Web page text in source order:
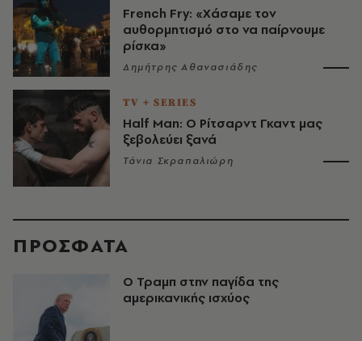
French Fry: «Χάσαμε τον
αυθορμητισμό στο να παίρνουμε
ρίσκα»
Δημήτρης Αθανασιάδης
TV + SERIES
Half Man: Ο Ρίτσαρντ Γκαντ μας
ξεβολεύει ξανά
Τάνια Σκραπαλιώρη
ΠΡΟΣΦΑΤΑ
Ο Τραμπ στην παγίδα της
αμερικανικής ισχύος